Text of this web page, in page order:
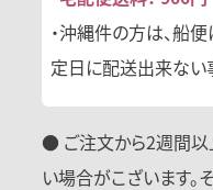
・沖縄件の方は、船
定日に配送出来ない
● ご注文から2週間
い場合がこざいます